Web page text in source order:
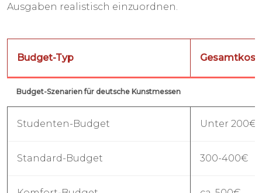
Ausgaben realistisch einzuordnen.
Budget-Szenarien für deutsche Kunstmessen
Budget-Typ
Studenten-Budget Unter 200€
Standard-Budget 300-400€